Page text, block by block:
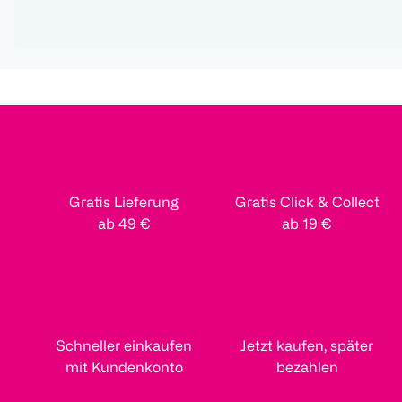
Gratis Lieferung
ab 49 €
Gratis Click & Collect
ab 19 €
Schneller einkaufen
mit Kundenkonto
Jetzt kaufen, später
bezahlen